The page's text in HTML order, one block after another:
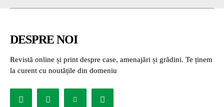
DESPRE NOI
Revistă online și print despre case, amenajări și grădini. Te ținem
la curent cu noutățile din domeniu